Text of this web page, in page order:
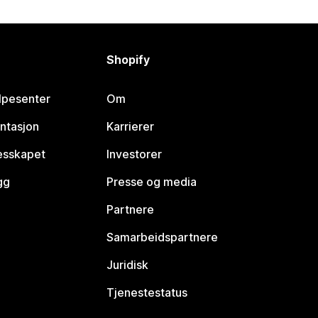
Shopify
Om
Karrierer
Investorer
Presse og media
Partnere
Samarbeidspartnere
Juridisk
Tjenestestatus